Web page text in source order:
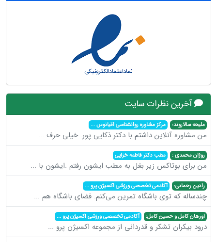
آخرین نظرات سایت
ملیحه سالاروند: مرکز مشاوره روانشناسی اقیانوس...
من مشاوره آنلاین داشتم با دکتر ذکایی پور. خیلی حرف ...
روژان محمدی : مطب دکتر فاطمه خزایی
من برای بوتاکس زیر بغل به مطب ایشون رفتم .ایشون با ...
رادین رحمانی: آکادمی تخصصی ورزشی اکسیژن پرو...
چندساله که توی باشگاه تمرین می‌کنم. فضای باشگاه هم ...
اورهان کامل و حسین کامل: آکادمی تخصصی ورزشی اکسیژن پرو...
درود بیکران تشکر و قدردانی از مجموعه اکسیژن پرو ...